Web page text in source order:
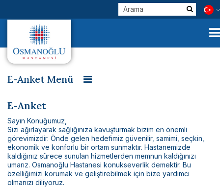
Hekimlerimiz
E-Servisler
E-Anket Menü
Acil Hasta Anketi
E-Anket
Sayın Konuğumuz,
Sizi ağırlayarak sağlığınıza kavuşturmak bizim en önemli
görevimizdir. Önde gelen hedefimiz güvenilir, samimi, seçkin,
ekonomik ve konforlu bir ortam sunmaktır. Hastanemizde
kaldığınız sürece sunulan hizmetlerden memnun kaldığınızı
umarız. Osmanoğlu Hastanesi konukseverlik demektir. Bu
özelliğimizi korumak ve geliştirebilmek için bize yardımcı
olmanızı diliyoruz.